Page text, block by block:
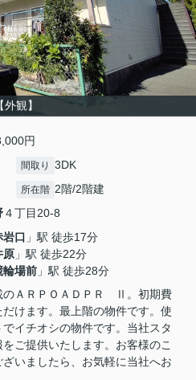
【外観】
円
間取り 3DK
所在階 2階/2階建
４丁目20-8
岩口 」駅 徒歩17分
原 」駅 徒歩22分
輪場前 」駅 徒歩28分
のＡＲＰＯＡＤＰＲ Ⅱ。初期費
けます。最上階の物件です。使
イチオシの物件です。当社スタ
ご提供いたします。お客様のこ
いましたら、お気軽に当社へお